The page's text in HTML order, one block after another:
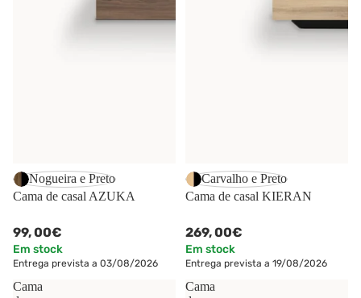
Nogueira e Preto
Cama de casal AZUKA
99,00€
Em stock
Entrega prevista a 03/08/2026
Carvalho e Preto
Cama de casal KIERAN
269,00€
Em stock
Entrega prevista a 19/08/2026
Cama
Cama